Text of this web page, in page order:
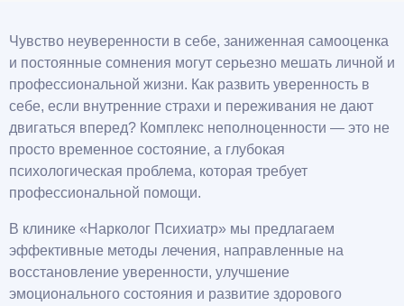
Чувство неуверенности в себе, заниженная самооценка
и постоянные сомнения могут серьезно мешать личной и
профессиональной жизни. Как развить уверенность в
себе, если внутренние страхи и переживания не дают
двигаться вперед? Комплекс неполноценности — это не
просто временное состояние, а глубокая
психологическая проблема, которая требует
профессиональной помощи.
В клинике «Нарколог Психиатр» мы предлагаем
эффективные методы лечения, направленные на
восстановление уверенности, улучшение
эмоционального состояния и развитие здорового